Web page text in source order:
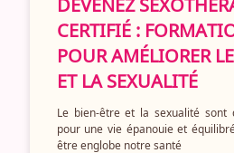
CERTIFIÉ :
POUR AMÉLIORER
ET LA SEXUALITÉ
Le bien-être et la sexualité sont
pour une vie épanouie et
être englobe notre santé